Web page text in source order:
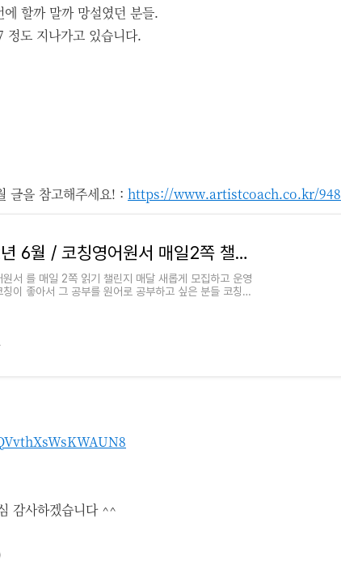
할까 말까 망설였던 분들.
도 지나가고 있습니다.
글을 참고해주세요! : https://www.artistcoach.co.kr/948
[진행완료] 2022년 6월 / 코칭영어원서 매일2쪽 챌린지 <Artist Way(2016)> (6/2-6/30) #코영원챌린지 : 드디
서 를 매일 2쪽 읽기 챌린지 매달 새롭게 모집하고 운영
이 좋아서 그 공부를 원어로 공부하고 싶은 분들 코칭도
감사하겠습니다 ^^